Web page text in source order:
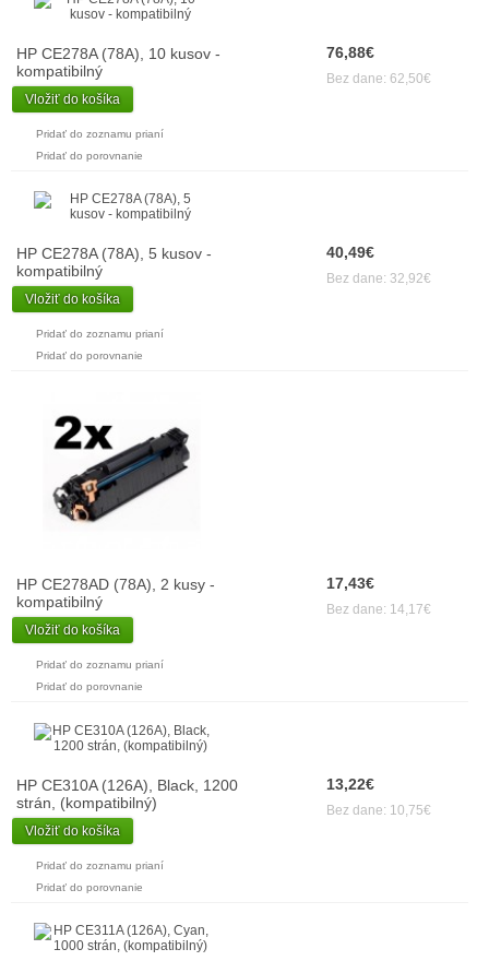
HP CE278A (78A), 10 kusov -
kompatibilný
76,88€
Bez dane: 62,50€
Vložiť do košíka
Pridať do zoznamu prianí
Pridať do porovnanie
HP CE278A (78A), 5 kusov -
kompatibilný
40,49€
Bez dane: 32,92€
Vložiť do košíka
Pridať do zoznamu prianí
Pridať do porovnanie
HP CE278AD (78A), 2 kusy -
kompatibilný
17,43€
Bez dane: 14,17€
Vložiť do košíka
Pridať do zoznamu prianí
Pridať do porovnanie
HP CE310A (126A), Black, 1200
strán, (kompatibilný)
13,22€
Bez dane: 10,75€
Vložiť do košíka
Pridať do zoznamu prianí
Pridať do porovnanie